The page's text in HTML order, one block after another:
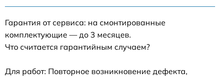
Гарантия от сервиса: на смонтированные
комплектующие — до 3 месяцев.
Что считается гарантийным случаем?
Для работ: Повторное возникновение дефекта,